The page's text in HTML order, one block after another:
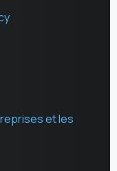
et les